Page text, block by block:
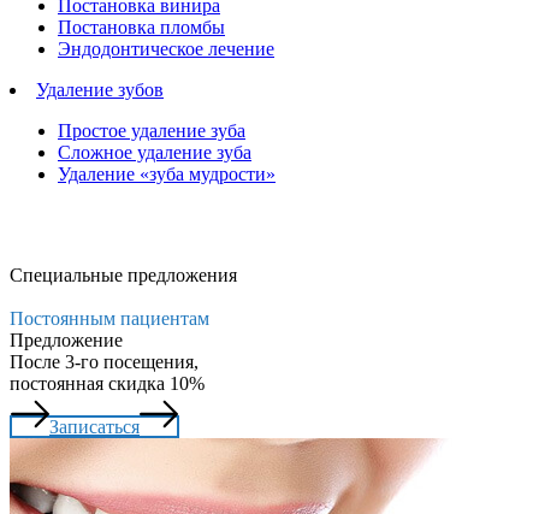
Постановка винира
Постановка пломбы
Эндодонтическое лечение
Удаление зубов
Простое удаление зуба
Сложное удаление зуба
Удаление «зуба мудрости»
Специальные предложения
Постоянным пациентам
Предложение
После 3-го посещения,
постоянная скидка 10%
Записаться